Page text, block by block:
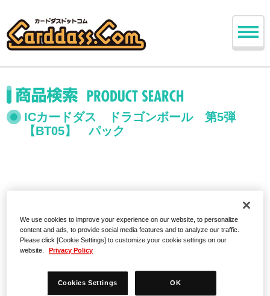
ICカードダス ドラゴンボール 第5弾
【BT05】 パック
We use cookies to improve your experience on our website, to personalize
content and ads, to provide social media features and to analyze our traffic.
Please click [Cookie Settings] to customize your cookie settings on our
website.
Privacy Policy
Cookies Settings OK